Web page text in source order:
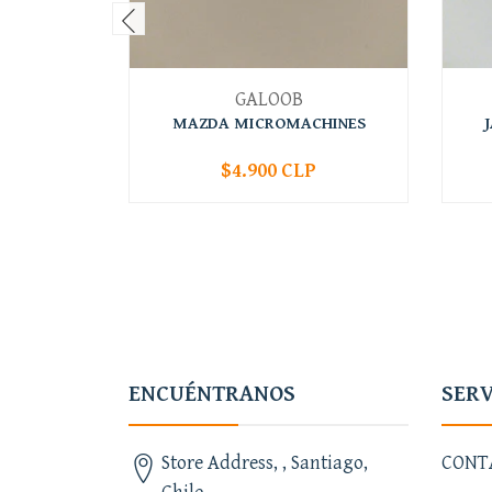
GALOOB
MAZDA MICROMACHINES
+
$4.900 CLP
ENCUÉNTRANOS
Store Address, , Santiago,